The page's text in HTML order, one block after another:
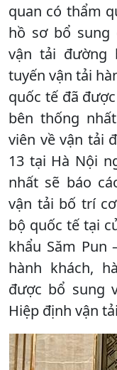
quan có thẩm
hồ sơ bổ sung
vận tải đường
tuyến vận tải
quốc tế đã
bên thống
viên về vận tải
13 tại Hà Nội
nhất sẽ báo
vận tải bố trí
bộ quốc tế tại
khẩu Săm Pun
hành khách,
được bổ sung
Hiệp định vận